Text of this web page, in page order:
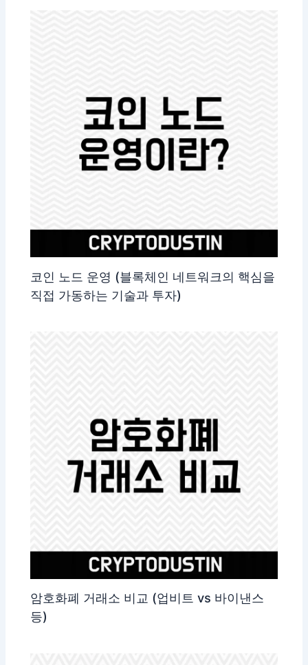
코인 노드 운영 (블록체인 네트워크의 핵심을
직접 가동하는 기술과 투자)
암호화폐 거래소 비교 (업비트 vs 바이낸스
등)